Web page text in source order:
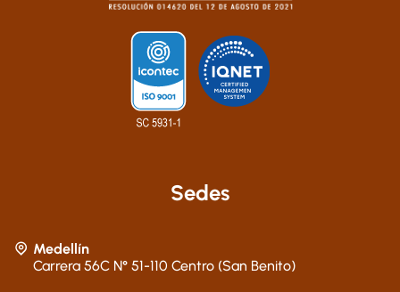
Sedes
Medellín
Carrera 56C N° 51-110 Centro (San Benito)